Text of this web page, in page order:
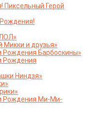
Герой
Микки и друзья»
Рождения Барбоскины»
Рождения
Ниндзя»
Рождения Ми-Ми-